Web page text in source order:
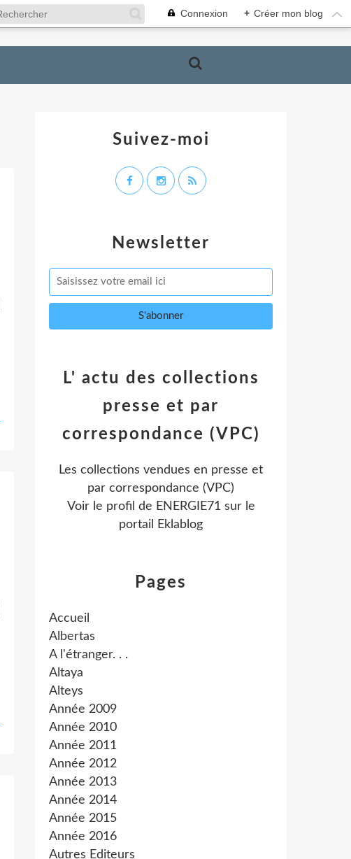
Connexion + Créer mon blog
Newsletter
Pages
Accueil
Albertas
A l'étranger. . .
Altaya
Alteys
Année 2009
Année 2010
Année 2011
Année 2012
Année 2013
Année 2014
Année 2015
Année 2016
Autres Editeurs
L' actu des collections
presse et par
correspondance (VPC)
Les collections vendues en presse et
par correspondance (VPC)
Voir le profil de ENERGIE71sur le
portail Eklablog
Suivez-moi